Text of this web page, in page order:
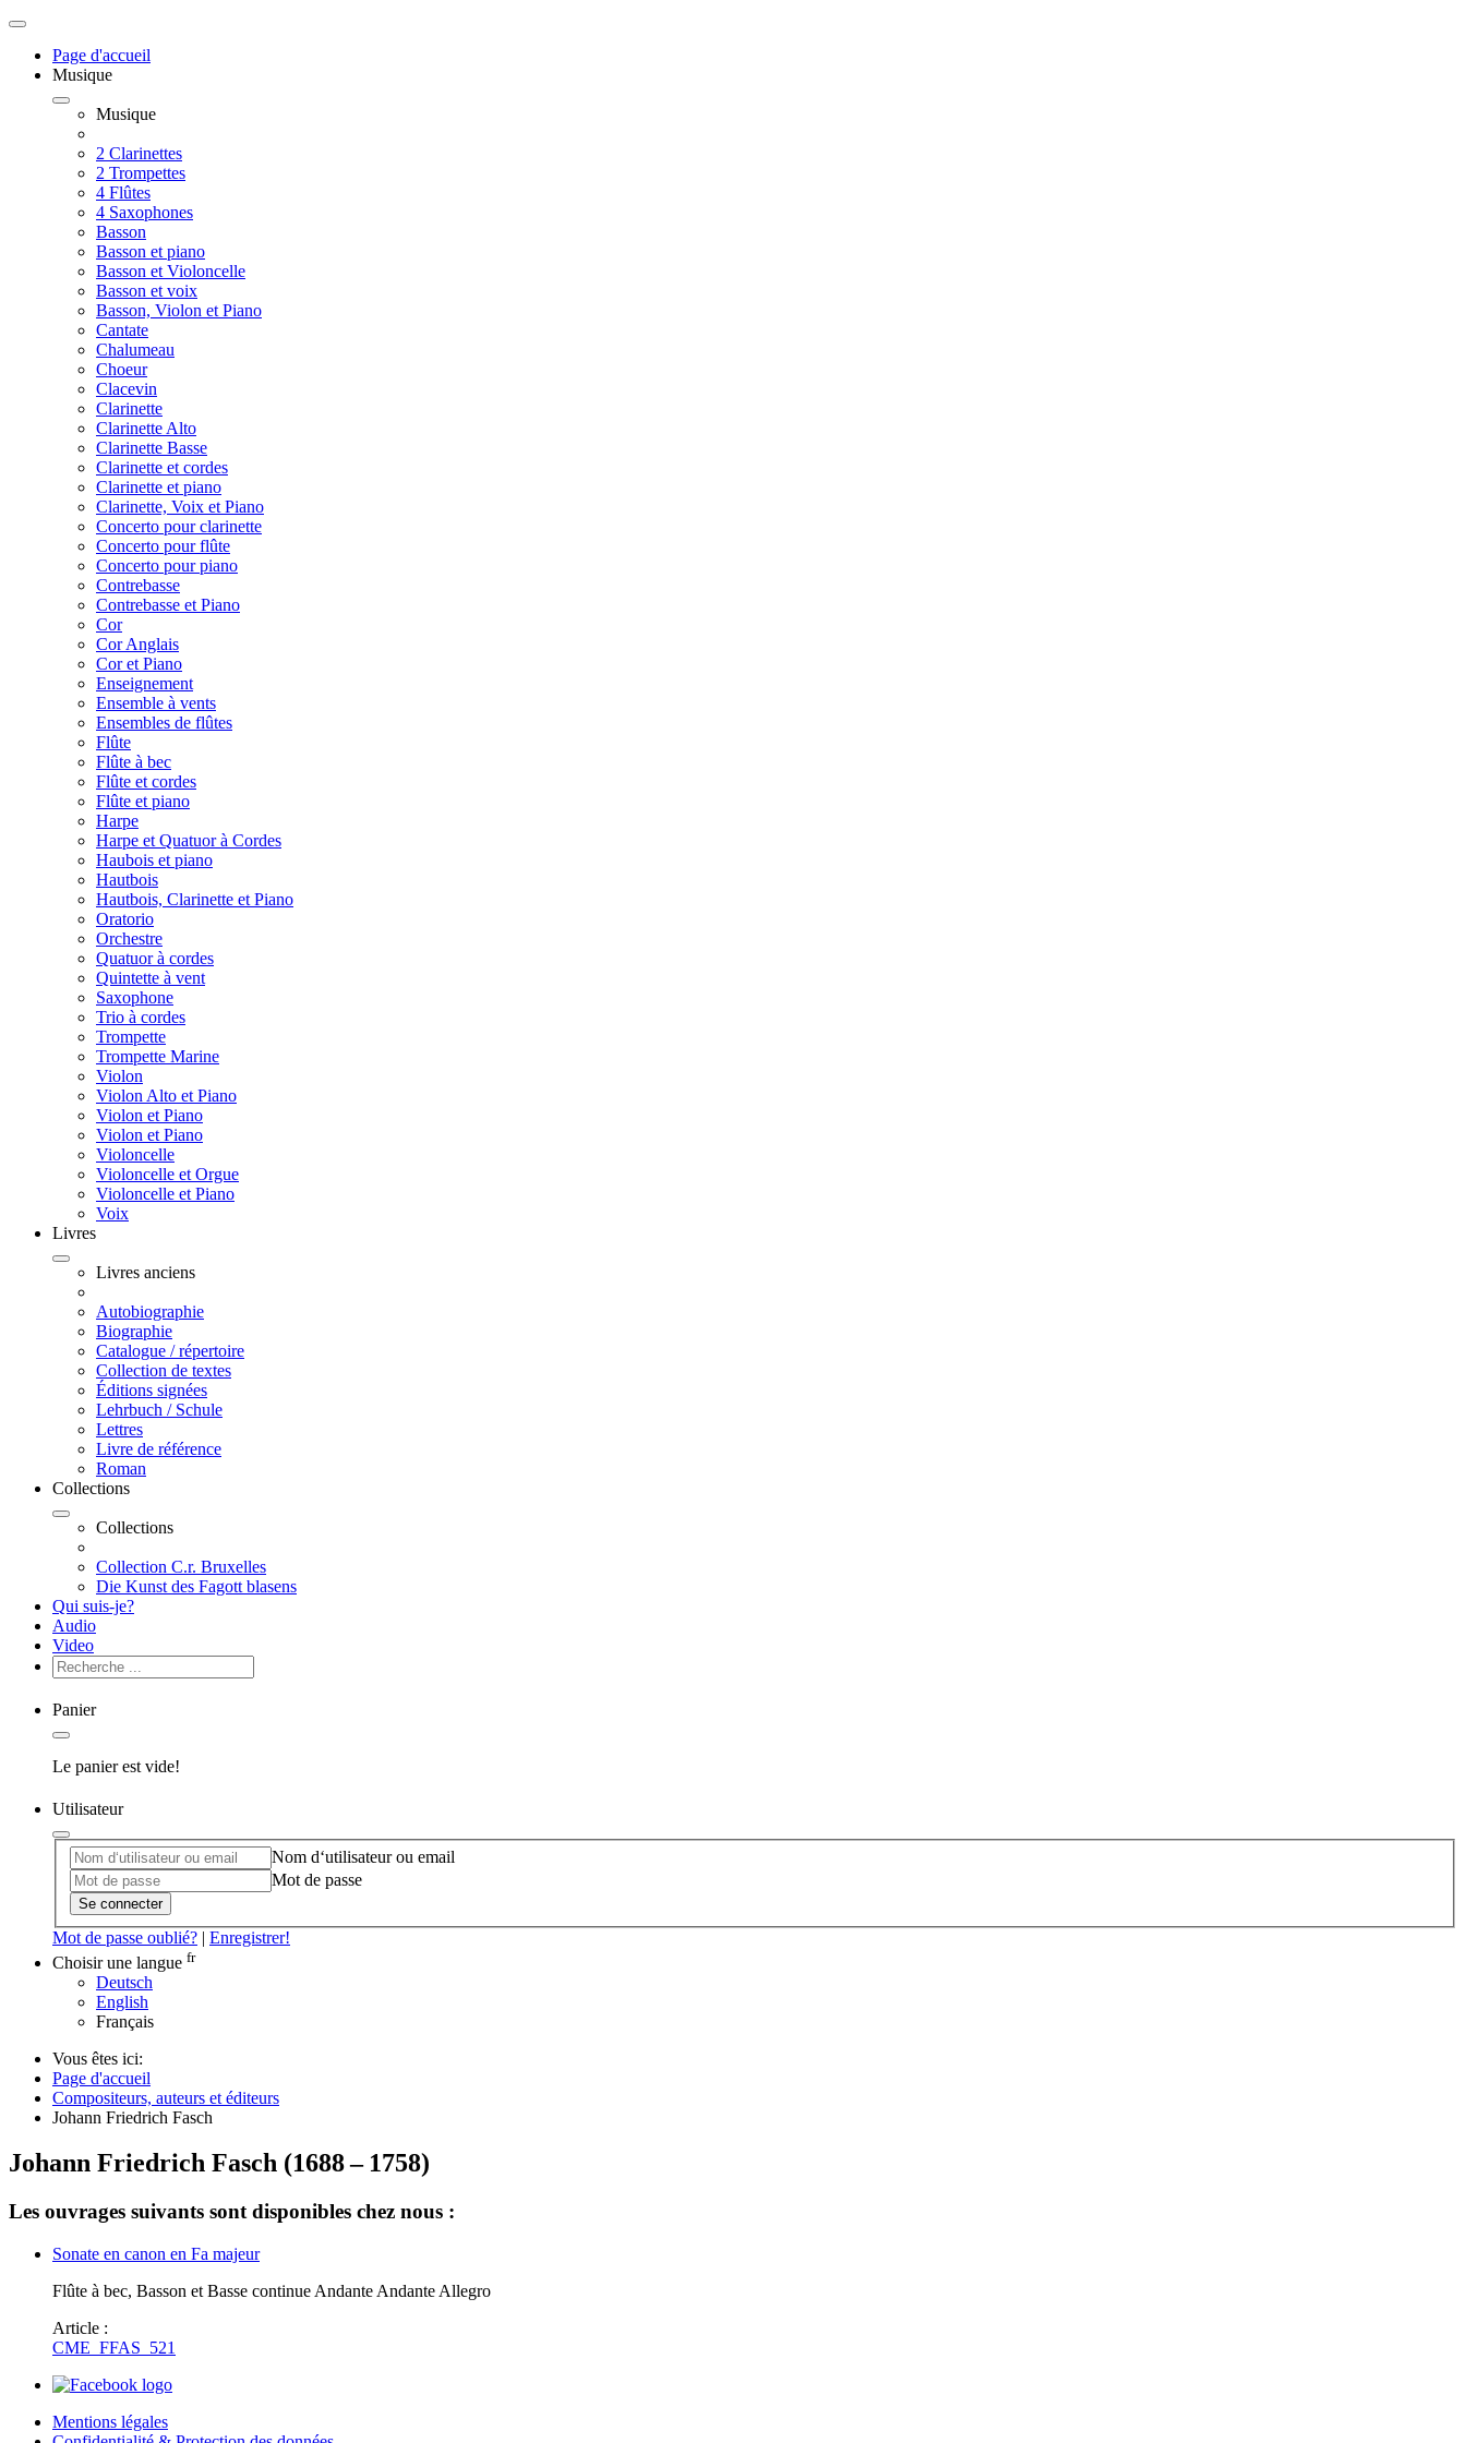
Page d'accueil
Musique
Musique
2 Clarinettes
2 Trompettes
4 Flûtes
4 Saxophones
Basson
Basson et piano
Basson et Violoncelle
Basson et voix
Basson, Violon et Piano
Cantate
Chalumeau
Choeur
Clacevin
Clarinette
Clarinette Alto
Clarinette Basse
Clarinette et cordes
Clarinette et piano
Clarinette, Voix et Piano
Concerto pour clarinette
Concerto pour flûte
Concerto pour piano
Contrebasse
Contrebasse et Piano
Cor
Cor Anglais
Cor et Piano
Enseignement
Ensemble à vents
Ensembles de flûtes
Flûte
Flûte à bec
Flûte et cordes
Flûte et piano
Harpe
Harpe et Quatuor à Cordes
Haubois et piano
Hautbois
Hautbois, Clarinette et Piano
Oratorio
Orchestre
Quatuor à cordes
Quintette à vent
Saxophone
Trio à cordes
Trompette
Trompette Marine
Violon
Violon Alto et Piano
Violon et Piano
Violon et Piano
Violoncelle
Violoncelle et Orgue
Violoncelle et Piano
Voix
Livres
Livres anciens
Autobiographie
Biographie
Catalogue / répertoire
Collection de textes
Éditions signées
Lehrbuch / Schule
Lettres
Livre de référence
Roman
Collections
Collections
Collection C.r. Bruxelles
Die Kunst des Fagott blasens
Qui suis-je?
Audio
Video
Panier
Le panier est vide!
Utilisateur
Nom d‘utilisateur ou email
Mot de passe
Se connecter
Mot de passe oublié? | Enregistrer!
Choisir une langue fr
Deutsch
English
Français
Vous êtes ici:
Page d'accueil
Compositeurs, auteurs et éditeurs
Johann Friedrich Fasch
Johann Friedrich Fasch (1688– 1758)
Les ouvrages suivants sont disponibles chez nous :
Sonate en canon en Fa majeur
Flûte à bec, Basson et Basse continue Andante Andante Allegro
Article :
CME_FFAS_521
Mentions légales